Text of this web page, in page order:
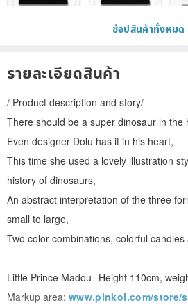
ช้อปสินค้าทั้งหมด
รายละเอียดสินค้า
/ Product description and story/
There should be a super dinosaur in the
Even designer Dolu has it in his heart,
This time she used a lovely illustration
history of dinosaurs,
An abstract interpretation of the three
small to large,
Two color combinations, colorful candies
Little Prince Madou--Height 110cm,
Markup area: www.pinkoi.com/store/